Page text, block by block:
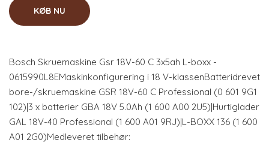
KØB NU
Bosch Skruemaskine Gsr 18V-60 C 3x5ah L-boxx -
0615990L8EMaskinkonfigurering i 18 V-klassenBatteridrevet
bore-/skruemaskine GSR 18V-60 C Professional (0 601 9G1
102)|3 x batterier GBA 18V 5.0Ah (1 600 A00 2U5)|Hurtiglader
GAL 18V-40 Professional (1 600 A01 9RJ)|L-BOXX 136 (1 600
A01 2G0)Medleveret tilbehør: